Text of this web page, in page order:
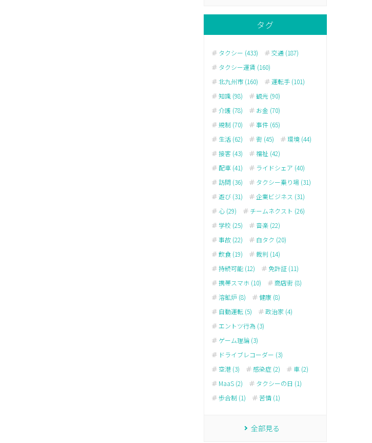
タグ
タクシー (433)
交通 (187)
タクシー運賃 (160)
北九州市 (160)
運転手 (101)
知識 (98)
観光 (90)
介護 (78)
お金 (70)
規制 (70)
事件 (65)
生活 (62)
街 (45)
環境 (44)
接客 (43)
福祉 (42)
配車 (41)
ライドシェア (40)
訪問 (36)
タクシー乗り場 (31)
遊び (31)
企業ビジネス (31)
心 (29)
チームネクスト (26)
学校 (25)
音楽 (22)
事故 (22)
白タク (20)
飲食 (19)
裁判 (14)
持続可能 (12)
免許証 (11)
携帯スマホ (10)
商店街 (8)
溶鉱炉 (8)
健康 (8)
自動運転 (5)
政治家 (4)
エントツ行為 (3)
ゲーム理論 (3)
ドライブレコーダー (3)
空港 (3)
感染症 (2)
車 (2)
MaaS (2)
タクシーの日 (1)
歩合制 (1)
苦情 (1)
全部見る